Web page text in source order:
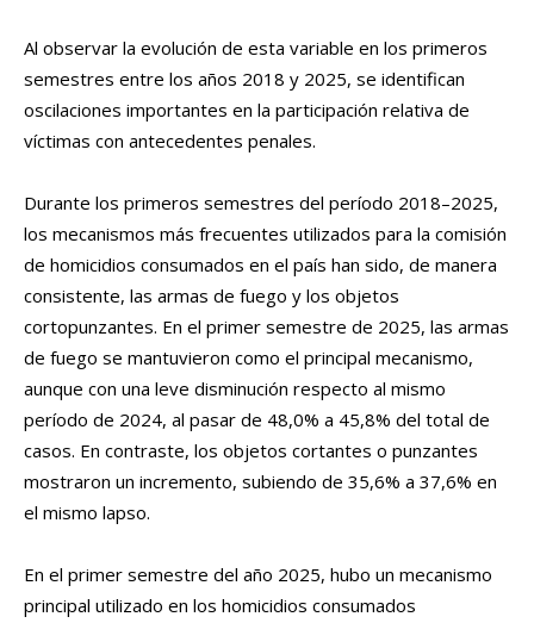
Al observar la evolución de esta variable en los primeros
semestres entre los años 2018 y 2025, se identifican
oscilaciones importantes en la participación relativa de
víctimas con antecedentes penales.
Durante los primeros semestres del período 2018–2025,
los mecanismos más frecuentes utilizados para la comisión
de homicidios consumados en el país han sido, de manera
consistente, las armas de fuego y los objetos
cortopunzantes. En el primer semestre de 2025, las armas
de fuego se mantuvieron como el principal mecanismo,
aunque con una leve disminución respecto al mismo
período de 2024, al pasar de 48,0% a 45,8% del total de
casos. En contraste, los objetos cortantes o punzantes
mostraron un incremento, subiendo de 35,6% a 37,6% en
el mismo lapso.
En el primer semestre del año 2025, hubo un mecanismo
principal utilizado en los homicidios consumados